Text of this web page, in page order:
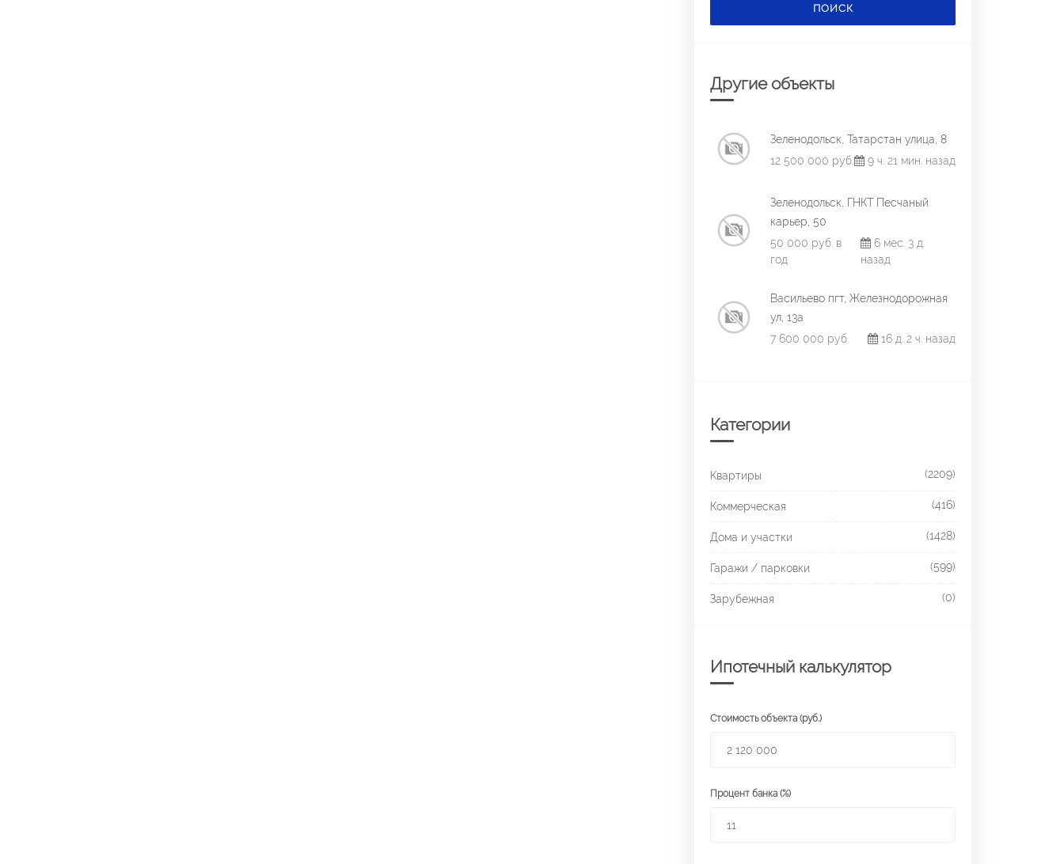
ПОИСК
Другие объекты
Зеленодольск, Татарстан улица, 8
12 500 000 руб.
9 ч. 21 мин. назад
Зеленодольск, ГНКТ Песчаный
карьер, 50
50 000 руб. в
год
6 мес. 3 д.
назад
Васильево пгт, Железнодорожная
ул, 13а
7 600 000 руб.
16 д. 2 ч. назад
Категории
Квартиры (2209)
Коммерческая (416)
Дома и участки (1428)
Гаражи / парковки (599)
Зарубежная (0)
Ипотечный калькулятор
Стоимость объекта (руб.)
Процент банка (%)